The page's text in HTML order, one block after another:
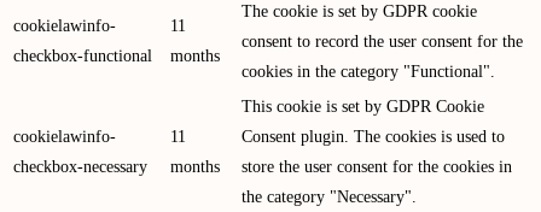
cookielawinfo-
checkbox-functional
11
months
The cookie is set by GDPR cookie
consent to record the user consent for the
cookies in the category "Functional".
cookielawinfo-
checkbox-necessary
11
months
This cookie is set by GDPR Cookie
Consent plugin. The cookies is used to
store the user consent for the cookies in
the category "Necessary".